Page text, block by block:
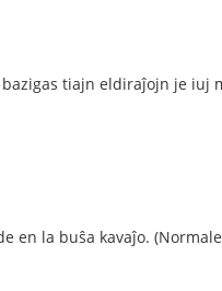
tiajn eldiraĵojn je iuj
en la buŝa kavaĵo. (Normale